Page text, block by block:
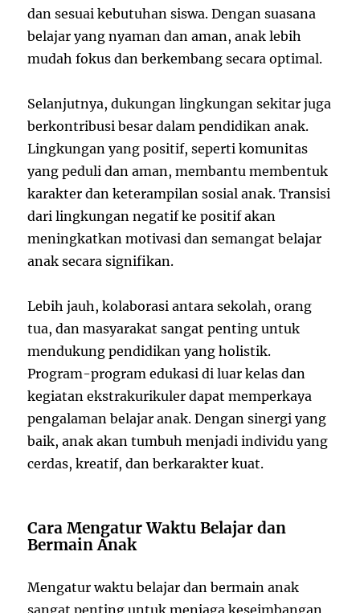
dan sesuai kebutuhan siswa. Dengan suasana
belajar yang nyaman dan aman, anak lebih
mudah fokus dan berkembang secara optimal.
Selanjutnya, dukungan lingkungan sekitar juga
berkontribusi besar dalam pendidikan anak.
Lingkungan yang positif, seperti komunitas
yang peduli dan aman, membantu membentuk
karakter dan keterampilan sosial anak. Transisi
dari lingkungan negatif ke positif akan
meningkatkan motivasi dan semangat belajar
anak secara signifikan.
Lebih jauh, kolaborasi antara sekolah, orang
tua, dan masyarakat sangat penting untuk
mendukung pendidikan yang holistik.
Program-program edukasi di luar kelas dan
kegiatan ekstrakurikuler dapat memperkaya
pengalaman belajar anak. Dengan sinergi yang
baik, anak akan tumbuh menjadi individu yang
cerdas, kreatif, dan berkarakter kuat.
Cara Mengatur Waktu Belajar dan
Bermain Anak
Mengatur waktu belajar dan bermain anak
sangat penting untuk menjaga keseimbangan